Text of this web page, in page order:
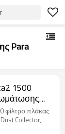
Para
1500
Nr: S-3
φίλτρο πλάκας
Collector,